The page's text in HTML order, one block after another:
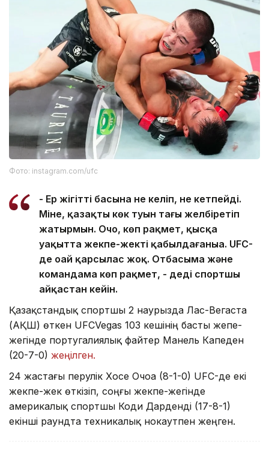
Фото: instagram.com/ufc
- Ер жігіттің басына не келіп, не кетпейді.
Міне, қазақтың көк туын тағы желбіретіп
жатырмын. Очо, көп рақмет, қысқа
уақытта жекпе-жекті қабылдағаныңа. UFC-
де оңай қарсылас жоқ. Отбасыма және
командама көп рақмет, - деді спортшы
айқастан кейін.
Қазақстандық спортшы 2 наурызда Лас-Вегаста
(АҚШ) өткен UFCVegas 103 кешінің басты жепе-
жегінде португалиялық файтер Манель Капеден
(20-7-0) жеңілген.
24 жастағы перулік Хосе Очоа (8-1-0) UFC-де екі
жекпе-жек өткізіп, соңғы жекпе-жегінде
америкалық спортшы Коди Дарденді (17-8-1)
екінші раундта техникалық нокаутпен жеңген.